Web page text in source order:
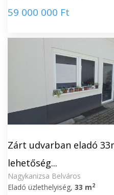
59 000 000 Ft
Zárt udvarban eladó
lehetőség...
Nagykanizsa Belváros
Eladó üzlethelyiség, 33 m2